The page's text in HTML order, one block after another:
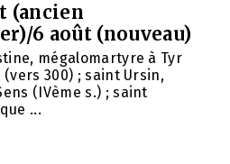
(ancien
6 août (nouveau)
mégalomartyre à Tyr
(vers 300) ; saint Ursin,
(IVème s.) ; saint
...